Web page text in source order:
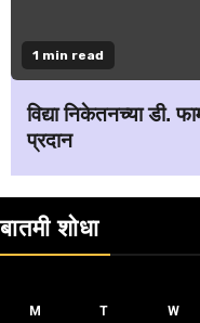
1 min read
विद्या निकेतनच्या डी.
प्रदान
बातमी शोधा
M T W